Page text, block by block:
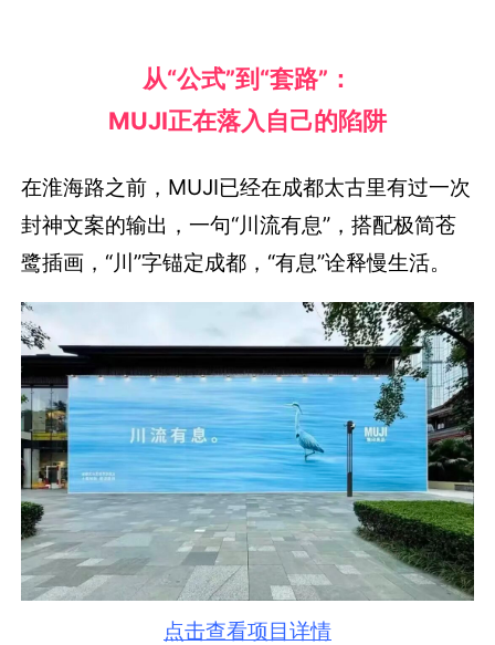
从“公式”到“套路”：
MUJI正在落入自己的陷阱
在淮海路之前，MUJI已经在成都太古里有过一次
封神文案的输出，一句“川流有息”，搭配极简苍
鹭插画，“川”字锚定成都，“有息”诠释慢生活。
点击查看项目详情